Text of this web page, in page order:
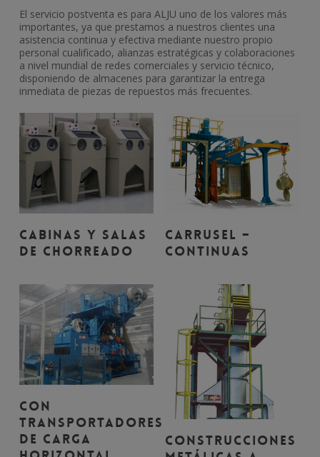
El servicio postventa es para ALJU uno de los valores más
importantes, ya que prestamos a nuestros clientes una
asistencia continua y efectiva mediante nuestro propio
personal cualificado, alianzas estratégicas y colaboraciones
a nivel mundial de redes comerciales y servicio técnico,
disponiendo de almacenes para garantizar la entrega
inmediata de piezas de repuestos más frecuentes.
Leer Más
Cabinas y Salas
de Chorreado
Leer Más
Carrusel –
Continuas
Con
Transportadores
de Carga
Leer Más
Construcciones